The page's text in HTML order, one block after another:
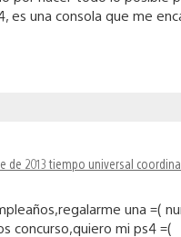
es una consola que me
de 2013 tiempo universal
una =(
concurso,quiero mi ps4 =(